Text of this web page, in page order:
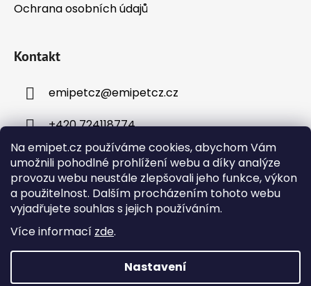
Na emipet.cz používáme cookies, abychom Vám
umožnili pohodlné prohlížení webu a díky analýze
provozu webu neustále zlepšovali jeho funkce, výkon
a použitelnost. Dalším procházením tohoto webu
vyjadřujete souhlas s jejich používáním.
Více informací zde.
Nastavení
Ochrana osobních údajů
Kontakt
emipetcz@emipetcz.cz
+420 724118774
Instagram